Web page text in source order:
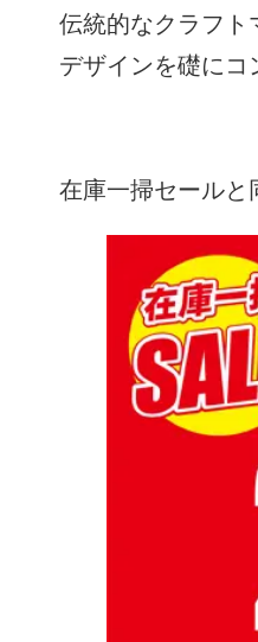
伝統的なクラフト
デザインを礎にコ